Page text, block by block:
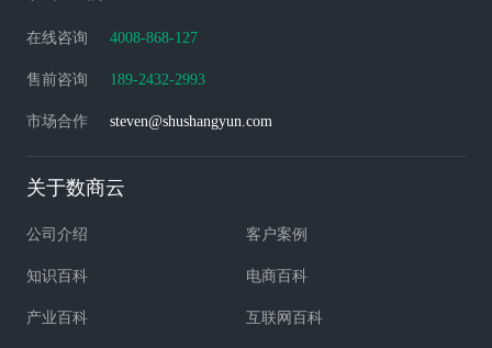
在线咨询 4008-868-127
售前咨询 189-2432-2993
市场合作 steven@shushangyun.com
关于数商云
公司介绍 客户案例
知识百科 电商百科
产业百科 互联网百科